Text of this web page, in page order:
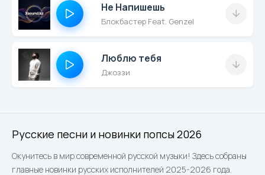
Русские песни и новинки попсы 2026
Окунитесь в мир современной русской музыки! Здесь собраны
главные новинки русских исполнителей 2025-2026 года.
Не Напишешь
Блокбастер Feat. Genzel
Люблю тебя
Джоззи